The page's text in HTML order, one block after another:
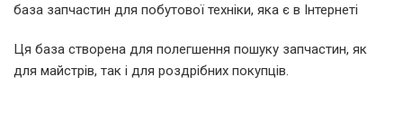
Miele FUTURA CRYSTAL G5105
база запчастин для побутової техніки, яка є в Інтернеті
Ця база створена для полегшення пошуку запчастин, як
для майстрів, так і для роздрібних покупців.